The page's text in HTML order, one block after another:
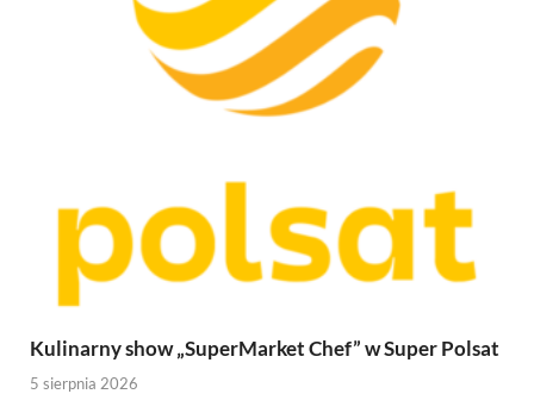
Kulinarny show „SuperMarket Chef” w Super Polsat
5 sierpnia 2026